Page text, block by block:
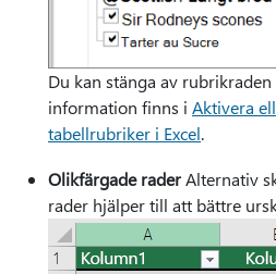
Du kan stänga av
information finns i Aktivera
tabellrubriker i Excel.
Olikfärgade raderAlternativ
rader hjälper till att bättre